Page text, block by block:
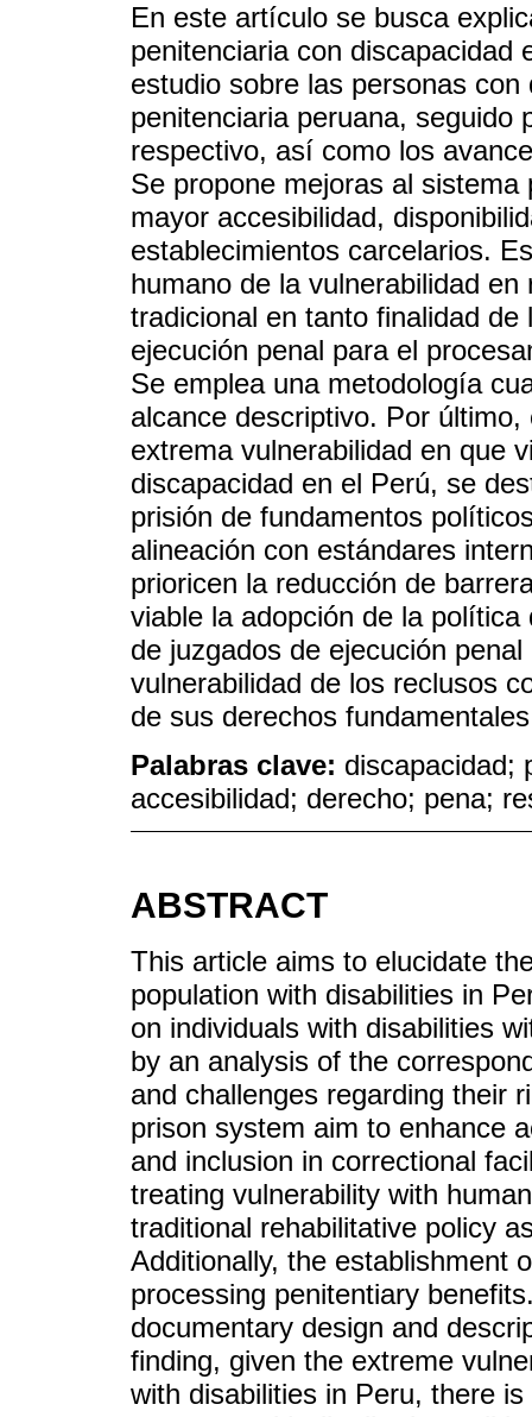
En este artículo se busca
penitenciaria con discapacidad
estudio sobre las personas
penitenciaria peruana, seguido
respectivo, así como los
Se propone mejoras al
mayor accesibilidad,
establecimientos carcelarios.
humano de la vulnerabilidad
tradicional en tanto finalidad
ejecución penal para el
Se emplea una metodología
alcance descriptivo. Por
extrema vulnerabilidad en que
discapacidad en el Perú, se
prisión de fundamentos
alineación con estándares
prioricen la reducción de
viable la adopción de la
de juzgados de ejecución
vulnerabilidad de los reclusos
de sus derechos
Palabras clave: discapacidad;
accesibilidad; derecho; pena;
ABSTRACT
This article aims to elucidate
population with disabilities in
on individuals with disabilities
by an analysis of the
and challenges regarding their
prison system aim to enhance
and inclusion in correctional
treating vulnerability with
traditional rehabilitative policy
Additionally, the establishment
processing penitentiary
documentary design and
finding, given the extreme
with disabilities in Peru, there